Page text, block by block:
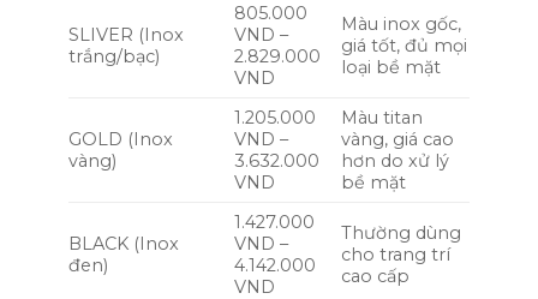
SLIVER (Inox
trắng/bạc)
805.000
VND –
2.829.000
VND
Màu inox gốc,
giá tốt, đủ mọi
loại bề mặt
GOLD (Inox
vàng)
1.205.000
VND –
3.632.000
VND
Màu titan
vàng, giá cao
hơn do xử lý
bề mặt
BLACK (Inox
đen)
1.427.000
VND –
4.142.000
VND
Thường dùng
cho trang trí
cao cấp